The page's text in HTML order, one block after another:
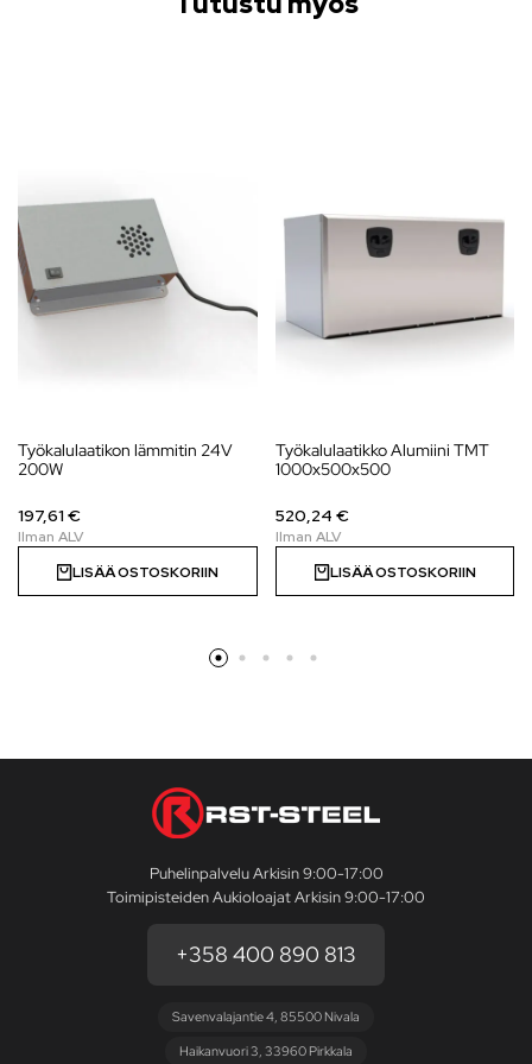
Työkalulaatikon lämmitin 24V
200W
197,61 €
LISÄÄ OSTOSKORIIN
Työkalulaatikko Alumiini TMT
1000x500x500
520,24 €
LISÄÄ OSTOSKORIIN
Puhelinpalvelu Arkisin 9:00-17:00
Toimipisteiden Aukioloajat Arkisin 9:00-17:00
+358 400 890 813
Savenvalajantie 4, 85500 Nivala
Haikanvuori 3, 33960 Pirkkala